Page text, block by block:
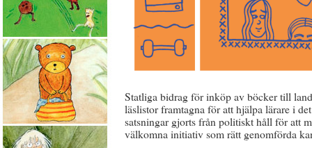
Statliga bidrag för inköp av böcker till
läslistor framtagna för att hjälpa lärare i
satsningar gjorts från politiskt håll för att
välkomna initiativ som rätt genomförda